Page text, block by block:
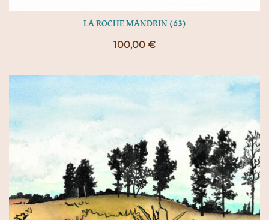
LA ROCHE MANDRIN (63)
100,00 €